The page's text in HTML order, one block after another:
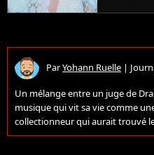
ParYohann Ruelle |
Un mélange entre un juge de
musique qui vit sa vie comme
collectionneur qui aurait trouvé